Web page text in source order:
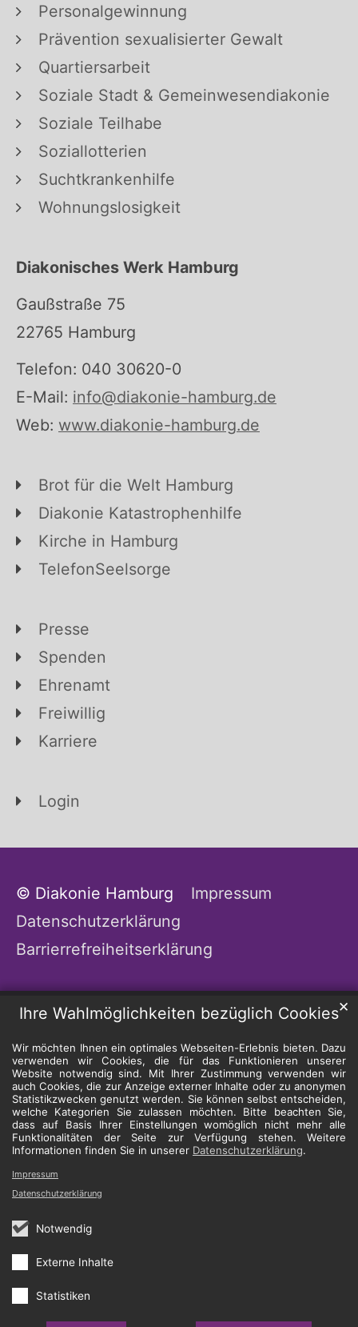
Ihre Wahlmöglichkeiten bezüglich Cookies
Wir möchten Ihnen ein optimales Webseiten-Erlebnis bieten. Dazu
verwenden wir Cookies, die für das Funktionieren unserer
Website notwendig sind. Mit Ihrer Zustimmung verwenden wir
auch Cookies, die zur Anzeige externer Inhalte oder zu anonymen
Statistikzwecken genutzt werden. Sie können selbst entscheiden,
welche Kategorien Sie zulassen möchten. Bitte beachten Sie,
dass auf Basis Ihrer Einstellungen womöglich nicht mehr alle
Funktionalitäten der Seite zur Verfügung stehen. Weitere
Informationen finden Sie in unserer Datenschutzerklärung.
Notwendig
Externe Inhalte
Statistiken
✕
Impressum
Datenschutzerklärung
Personalgewinnung
Prävention sexualisierter Gewalt
Quartiersarbeit
Soziale Stadt & Gemeinwesendiakonie
Soziale Teilhabe
Soziallotterien
Suchtkrankenhilfe
Wohnungslosigkeit
Diakonisches Werk Hamburg
Gaußstraße 75
22765 Hamburg
Telefon: 040 30620-0
E-Mail: info@diakonie-hamburg.de
Web: www.diakonie-hamburg.de
Brot für die Welt Hamburg
Diakonie Katastrophenhilfe
Kirche in Hamburg
TelefonSeelsorge
Presse
Spenden
Ehrenamt
Freiwillig
Karriere
Login
© Diakonie Hamburg
Impressum
Datenschutzerklärung
Barrierrefreiheitserklärung